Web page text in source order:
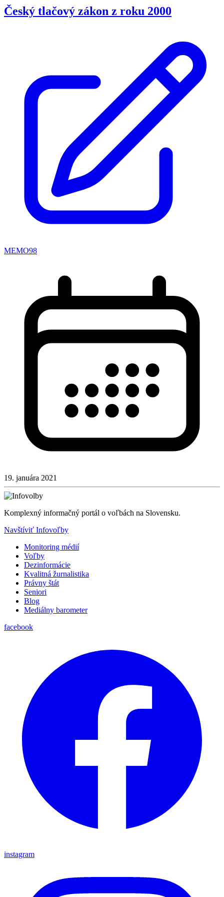
Český tlačový zákon z roku 2000
MEMO98
19. januára 2021
Komplexný informačný portál o voľbách na Slovensku.
Navštíviť Infovoľby
Monitoring médií
Voľby
Dezinformácie
Kvalitná žurnalistika
Právny štát
Seniori
Blog
Mediálny barometer
facebook
instagram